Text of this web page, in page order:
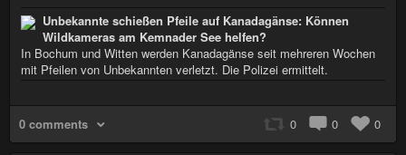
Unbekannte schießen Pfeile auf Kanadagänse: Können
Wildkameras am Kemnader See helfen?
In Bochum und Witten werden Kanadagänse seit mehreren Wochen
mit Pfeilen von Unbekannten verletzt. Die Polizei ermittelt.
0 comments 0 0 0